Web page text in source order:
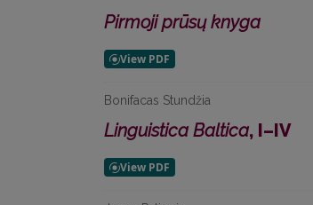
Pirmoji prūsų knyga
Bonifacas Stundžia
Linguistica Baltica, I–IV